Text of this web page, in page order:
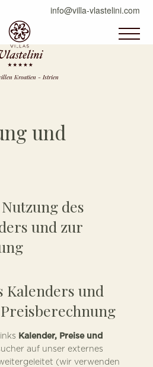
info@villa-vlastelini.com
Kroatien - Istrien
und
des
und zur
Kalenders und
Kalender, Preise und
auf unser externes
(wir verwenden